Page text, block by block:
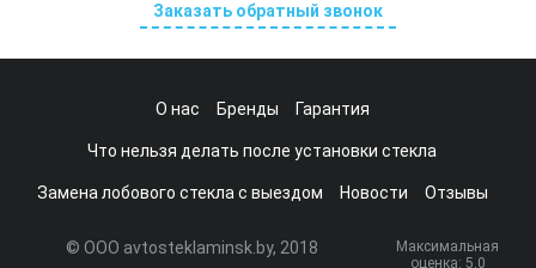
Заказать обратный звонок
О нас Бренды Гарантия
Что нельзя делать после установки стекла
Замена лобового стекла с выездом Новости Отзывы
© ООО avtosteklaminsk.by, 2018
Максимальная
оценка: 5,0